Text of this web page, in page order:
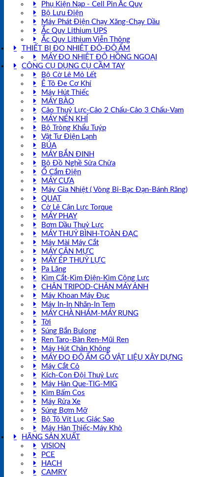
Phụ Kiện Nạp - Cell Pin Ắc Quy
Bộ Lưu Điện
Máy Phát Điện Chạy Xăng-Chạy Dầu
Ắc Quy Lithium UPS
Ắc Quy Lithium Viễn Thông
THIẾT BỊ ĐO NHIỆT ĐỘ-ĐỘ ẨM
MÁY ĐO NHIỆT ĐỘ HỒNG NGOẠI
CÔNG CỤ DỤNG CỤ CẦM TAY
Bộ Cờ Lê Mỏ Lết
Ê Tô Đe Cơ Khí
Máy Hút Thiếc
MÁY BÀO
Cảo Thuỷ Lực-Cảo 2 Chấu-Cảo 3 Chấu-Vam
MÁY NÉN KHÍ
Bộ Tròng Khẩu Tuýp
Vật Tư Điện Lạnh
BÚA
MÁY BẮN ĐINH
Bộ Đồ Nghề Sửa Chữa
Ổ Cắm Điện
MÁY CƯA
Máy Gia Nhiệt ( Vòng Bi-Bạc Đạn-Bánh Răng)
QUẠT
Cờ Lê Cân Lực Torque
MÁY PHAY
Bơm Dầu Thuỷ Lực
MÁY THUỶ BÌNH-TOÀN ĐẠC
Máy Mài Máy Cắt
MÁY CÂN MỰC
MÁY ÉP THUỶ LỰC
Pa Lăng
Kìm Cắt-Kìm Điện-Kìm Cộng Lực
CHÂN TRIPOD-CHÂN MÁY ẢNH
Máy Khoan Máy Đục
Máy In-In Nhãn-In Tem
MÁY CHÀ NHÁM-MÁY RUNG
Tời
Súng Bắn Bulong
Ren Taro-Bàn Ren-Mũi Ren
Máy Hút Chân Không
MÁY ĐO ĐỘ ẨM GỖ VẬT LIỆU XÂY DỰNG
Máy Cắt Cỏ
Kích-Con Đội Thuỷ Lực
Máy Hàn Que-TIG-MIG
Kìm Bấm Cos
Máy Rửa Xe
Súng Bơm Mỡ
Bộ Tô Vít Lục Giác Sao
Máy Hàn Thiếc-Máy Khò
HÃNG SẢN XUẤT
VISION
PCE
HACH
CAMRY